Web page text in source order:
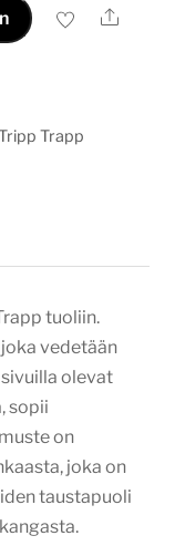
Ale
Trapp
tuoliin.
vedetään
olevat
sopii
on
joka on
taustapuoli